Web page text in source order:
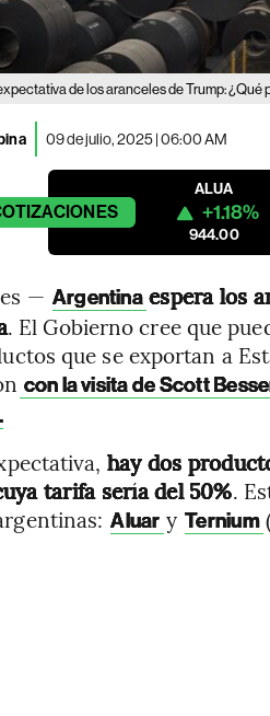
de los aranceles de Trump: ¿Qué
09 de julio, 2025 | 06:00 AM
ALUA
+1.18%
944.00
— Argentina espera los
. El Gobierno cree que
que se exportan a
con la visita de Scott
hay dos
tarifa sería del 50%.
Aluar y Ternium